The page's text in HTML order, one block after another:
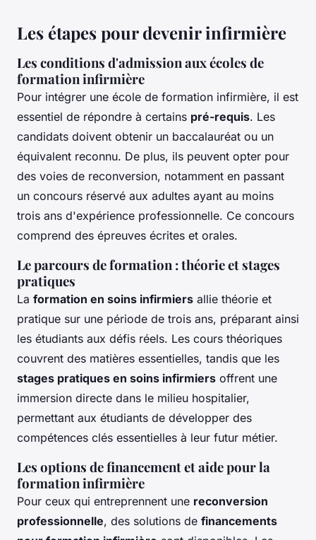
Les étapes pour devenir infirmière
Les conditions d'admission aux écoles de
formation infirmière
Pour intégrer une école de formation infirmière, il est
essentiel de répondre à certains pré-requis. Les
candidats doivent obtenir un baccalauréat ou un
équivalent reconnu. De plus, ils peuvent opter pour
des voies de reconversion, notamment en passant
un concours réservé aux adultes ayant au moins
trois ans d'expérience professionnelle. Ce concours
comprend des épreuves écrites et orales.
Le parcours de formation : théorie et stages
pratiques
La formation en soins infirmiers allie théorie et
pratique sur une période de trois ans, préparant ainsi
les étudiants aux défis réels. Les cours théoriques
couvrent des matières essentielles, tandis que les
stages pratiques en soins infirmiers offrent une
immersion directe dans le milieu hospitalier,
permettant aux étudiants de développer des
compétences clés essentielles à leur futur métier.
Les options de financement et aide pour la
formation infirmière
Pour ceux qui entreprennent une reconversion
professionnelle, des solutions de financements